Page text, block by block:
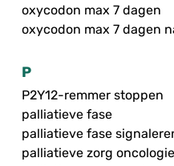
oxycodon max 7 dagen
oxycodon max 7 dagen
P
P2Y12-remmer stoppen
palliatieve fase
palliatieve fase
palliatieve zorg oncologie